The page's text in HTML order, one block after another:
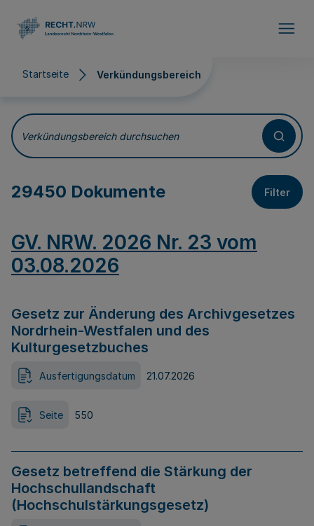
Startseite Verkündungsbereich
Verkündungsbereich
Verkündungsbereich durchsuchen
29450 Dokumente Filter
GV. NRW. 2026 Nr. 23 vom
03.08.2026
Gesetz zur Änderung des Archivgesetzes
Nordrhein-Westfalen und des
Kulturgesetzbuches
Ausfertigungsdatum 21.07.2026
Seite 550
Gesetz betreffend die Stärkung der
Hochschullandschaft
(Hochschulstärkungsgesetz)